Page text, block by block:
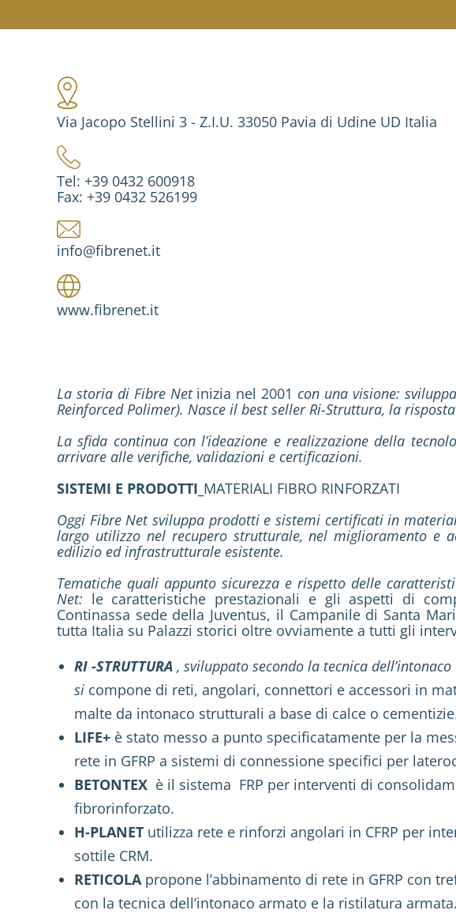
Via Jacopo Stellini 3 - Z.I.U. 33050 Pavia di Udine UD Italia
Tel: +39 0432 600918
Fax: +39 0432 526199
info@fibrenet.it
www.fibrenet.it
La storia di Fibre Net inizia nel 2001 con una visione:
Reinforced Polimer). Nasce il best seller Ri-Struttura, la
La sfida continua con l’ideazione e realizzazione della
arrivare alle verifiche, validazioni e certificazioni.
SISTEMI E PRODOTTI_ MATERIALI FIBRO RINFORZATI
Oggi Fibre Net sviluppa prodotti e sistemi certificati in
largo utilizzo nel recupero strutturale, nel miglioramento e
edilizio ed infrastrutturale esistente.
Tematiche quali appunto sicurezza e rispetto delle
Net: le caratteristiche prestazionali e gli aspetti di
Continassa sede della Juventus, il Campanile di Santa
tutta Italia su Palazzi storici oltre ovviamente a tutti gli
RI -STRUTTURA , sviluppato secondo la tecnica
si compone di reti, angolari, connettori e accessori in
malte da intonaco strutturali a base di calce o
LIFE+ è stato messo a punto specificatamente per la
rete in GFRP a sistemi di connessione specifici per
BETONTEX è il sistema FRP per interventi di
fibrorinforzato.
H-PLANET utilizza rete e rinforzi angolari in CFRP per
sottile CRM.
RETICOLA propone l’abbinamento di rete in GFRP con
con la tecnica dell’intonaco armato e la ristilatura armata.